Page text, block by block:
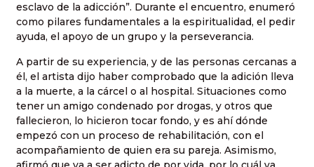
esclavo de la adicción”. Durante el encuentro, enumeró
como pilares fundamentales a la espiritualidad, el pedir
ayuda, el apoyo de un grupo y la perseverancia.
A partir de su experiencia, y de las personas cercanas a
él, el artista dijo haber comprobado que la adición lleva
a la muerte, a la cárcel o al hospital. Situaciones como
tener un amigo condenado por drogas, y otros que
fallecieron, lo hicieron tocar fondo, y es ahí dónde
empezó con un proceso de rehabilitación, con el
acompañamiento de quien era su pareja. Asimismo,